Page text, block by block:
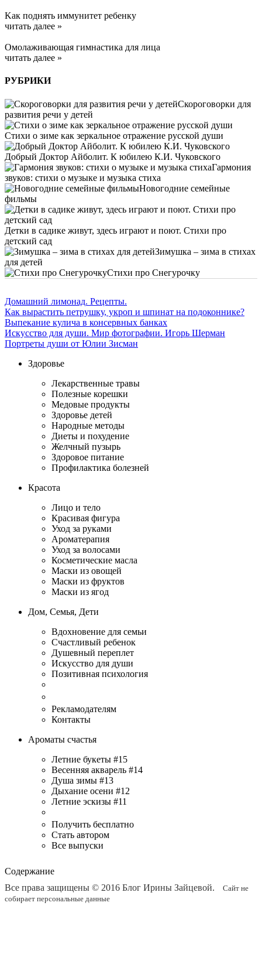
Kак поднять иммунитет ребенку
читать далее »
Омолаживающая гимнастика для лица
читать далее »
РУБРИКИ
Скороговорки для
развития речи у детей
Стихи о зиме как зеркальное отражение русской души
Добрый Доктор Айболит. К юбилею К.И. Чуковского
Гармония
звуков: стихи о музыке и музыка стиха
Новогодние семейные
фильмы
Детки в садике живут, здесь играют и поют. Стихи про
детский сад
Зимушка – зима в стихах
для детей
Стихи про Снегурочку
Домашний лимонад. Рецепты.
Как вырастить петрушку, укроп и шпинат на подоконнике?
Выпекание кулича в консервных банках
Искусство для души. Мир фотографии. Игорь Шерман
Портреты души от Юлии Зисман
Здоровье
Лекарственные травы
Полезные корешки
Медовые продукты
Здоровье детей
Народные методы
Диеты и похудение
Желчный пузырь
Здоровое питание
Профилактика болезней
Красота
Лицо и тело
Красивая фигура
Уход за руками
Ароматерапия
Уход за волосами
Косметические масла
Маски из овощей
Маски из фруктов
Маски из ягод
Дом, Семья, Дети
Вдохновение для семьи
Счастливый ребенок
Душевный переплет
Искусство для души
Позитивная психология
Рекламодателям
Контакты
Ароматы счастья
Летние букеты #15
Весенняя акварель #14
Душа зимы #13
Дыхание осени #12
Летние эскизы #11
Получить бесплатно
Стать автором
Все выпуски
Содержание
Все права защищены © 2016 Блог Ирины Зайцевой.
Сайт не
собирает персональные данные